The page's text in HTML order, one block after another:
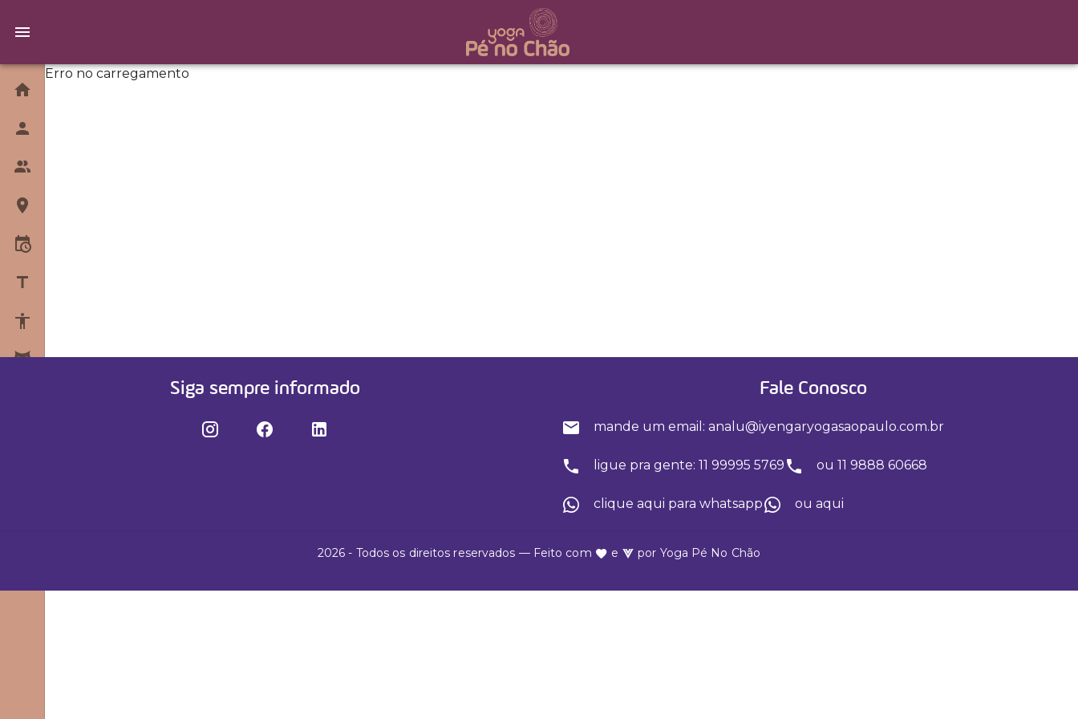
Home
Quem Somos
Equipe
Unidades
Horários
Blog
Sobre Yoga
Erro no carregamento
Siga sempre informado Fale Conosco
mande um email: analu@iyengaryogasaopaulo.com.br
ligue pra gente: 11 99995 5769 ou 11 9888 60668
clique aqui para whatsapp ou aqui
2026 - Todos os direitos reservados — Feito com e por Yoga Pé No Chão